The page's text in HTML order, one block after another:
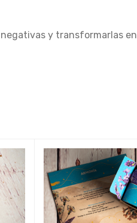
y transformarlas en